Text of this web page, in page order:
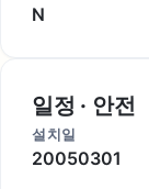
N
일정 · 안전
설치일
20050301